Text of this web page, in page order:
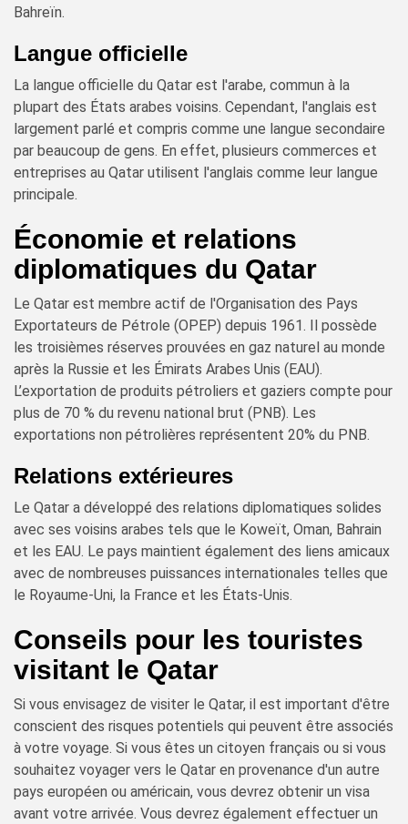
Bahreïn.
Langue officielle
La langue officielle du Qatar est l'arabe, commun à la
plupart des États arabes voisins. Cependant, l'anglais est
largement parlé et compris comme une langue secondaire
par beaucoup de gens. En effet, plusieurs commerces et
entreprises au Qatar utilisent l'anglais comme leur langue
principale.
Économie et relations
diplomatiques du Qatar
Le Qatar est membre actif de l'Organisation des Pays
Exportateurs de Pétrole (OPEP) depuis 1961. Il possède
les troisièmes réserves prouvées en gaz naturel au monde
après la Russie et les Émirats Arabes Unis (EAU).
L’exportation de produits pétroliers et gaziers compte pour
plus de 70 % du revenu national brut (PNB). Les
exportations non pétrolières représentent 20% du PNB.
Relations extérieures
Le Qatar a développé des relations diplomatiques solides
avec ses voisins arabes tels que le Koweït, Oman, Bahrain
et les EAU. Le pays maintient également des liens amicaux
avec de nombreuses puissances internationales telles que
le Royaume-Uni, la France et les États-Unis.
Conseils pour les touristes
visitant le Qatar
Si vous envisagez de visiter le Qatar, il est important d'être
conscient des risques potentiels qui peuvent être associés
à votre voyage. Si vous êtes un citoyen français ou si vous
souhaitez voyager vers le Qatar en provenance d'un autre
pays européen ou américain, vous devrez obtenir un visa
avant votre arrivée. Vous devrez également effectuer un